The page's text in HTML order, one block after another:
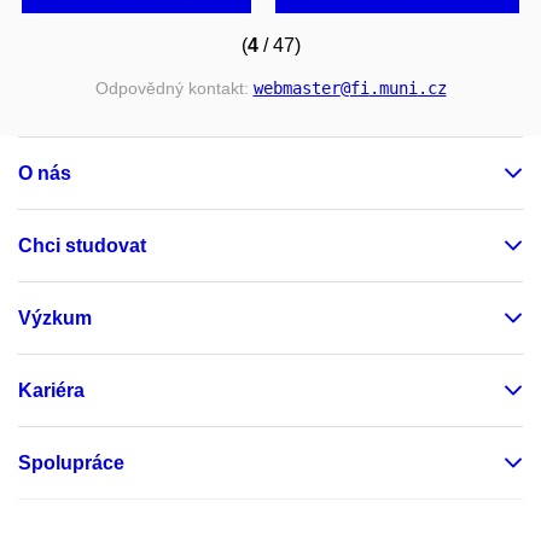
(4/ 47)
Odpovědný kontakt: webmaster@fi.muni.cz
O nás
Chci studovat
Výzkum
Kariéra
Spolupráce